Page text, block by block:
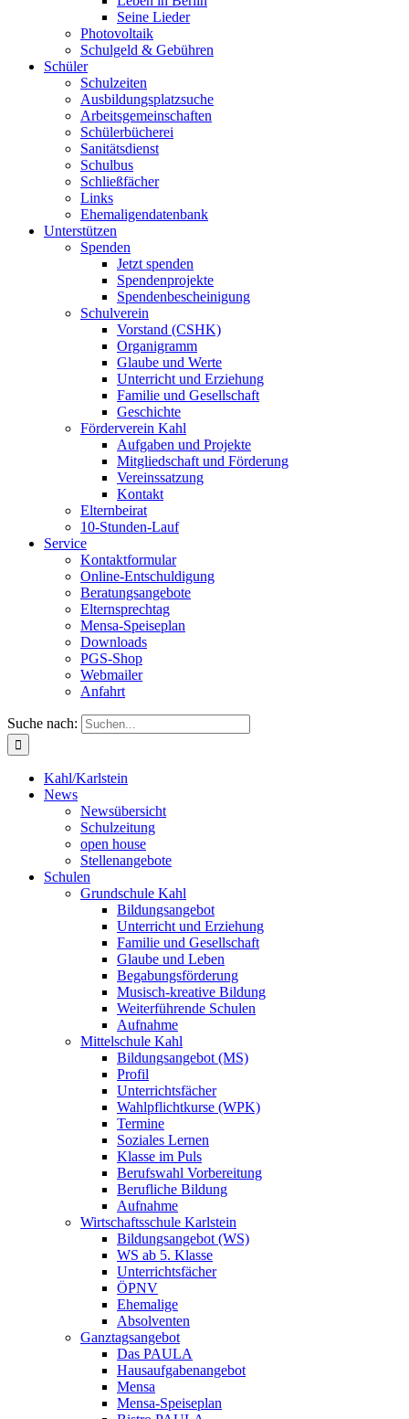
Seine Lieder
Photovoltaik
Schulgeld & Gebühren
Schüler
Schulzeiten
Ausbildungsplatzsuche
Arbeitsgemeinschaften
Schülerbücherei
Sanitätsdienst
Schulbus
Schließfächer
Links
Ehemaligendatenbank
Unterstützen
Spenden
Jetzt spenden
Spendenprojekte
Spendenbescheinigung
Schulverein
Vorstand (CSHK)
Organigramm
Glaube und Werte
Unterricht und Erziehung
Familie und Gesellschaft
Geschichte
Förderverein Kahl
Aufgaben und Projekte
Mitgliedschaft und Förderung
Vereinssatzung
Kontakt
Elternbeirat
10-Stunden-Lauf
Service
Kontaktformular
Online-Entschuldigung
Beratungsangebote
Elternsprechtag
Mensa-Speiseplan
Downloads
PGS-Shop
Webmailer
Anfahrt
Suche nach:
Kahl/Karlstein
News
Newsübersicht
Schulzeitung
open house
Stellenangebote
Schulen
Grundschule Kahl
Bildungsangebot
Unterricht und Erziehung
Familie und Gesellschaft
Glaube und Leben
Begabungsförderung
Musisch-kreative Bildung
Weiterführende Schulen
Aufnahme
Mittelschule Kahl
Bildungsangebot (MS)
Profil
Unterrichtsfächer
Wahlpflichtkurse (WPK)
Termine
Soziales Lernen
Klasse im Puls
Berufswahl Vorbereitung
Berufliche Bildung
Aufnahme
Wirtschaftsschule Karlstein
Bildungsangebot (WS)
WS ab 5. Klasse
Unterrichtsfächer
ÖPNV
Ehemalige
Absolventen
Ganztagsangebot
Das PAULA
Hausaufgabenangebot
Mensa
Mensa-Speiseplan